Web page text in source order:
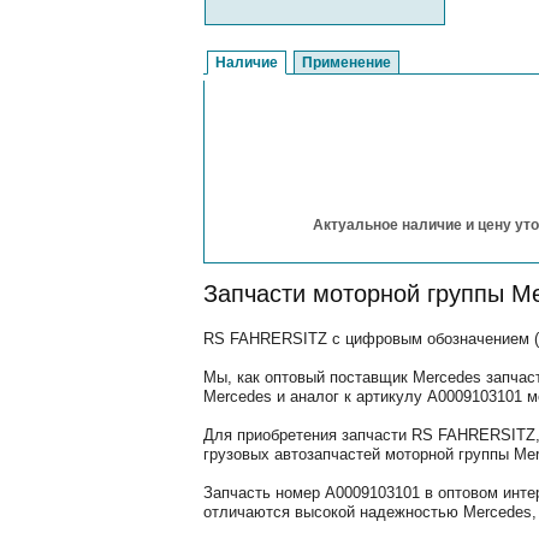
Наличие Применение
Актуальное наличие и цену
Запчасти моторной группы
RS FAHRERSITZ с цифровым обозначением
Мы, как оптовый поставщик Mercedes
Mercedes и аналог к артикулу A0009103101
Для приобретения запчасти RS
грузовых автозапчастей моторной группы
Запчасть номер A0009103101 в оптовом
отличаются высокой надежностью Mercedes,